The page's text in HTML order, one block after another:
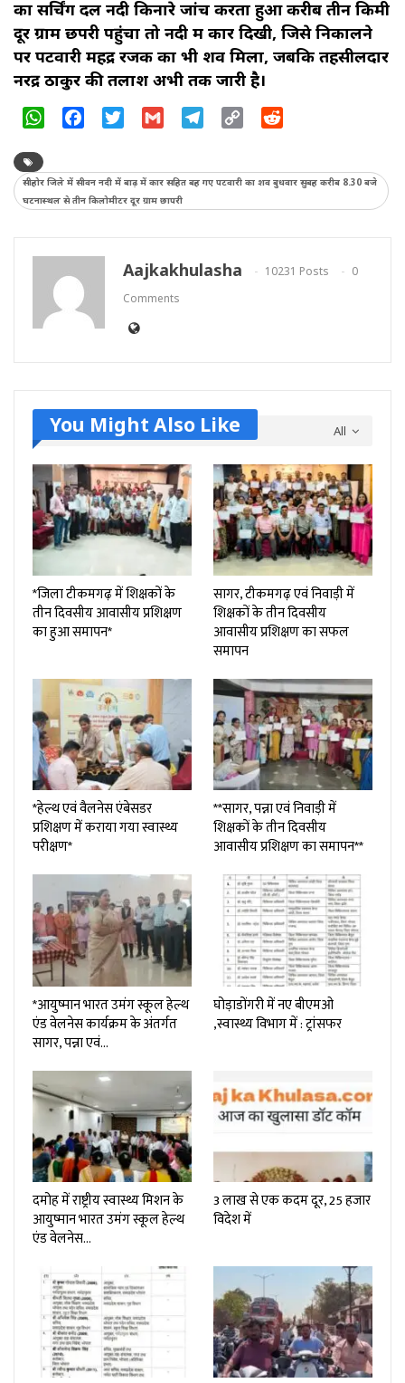
का सर्चिंग दल नदी किनारे जांच करता हुआ करीब तीन किमी
दूर ग्राम छपरी पहुंचा तो नदी में कार दिखी, जिसे निकालने
पर पटवारी महेंद्र रजक का भी शव मिला, जबकि तहसीलदार
नरेंद्र ठाकुर की तलाश अभी तक जारी है।
WhatsAppFacebookTwitter Gmail Telegram
Copy
सीहोर जिले में सीवन नदी में बाढ़ में कार सहित बह गए पटवारी का शव बुधवार सुबह करीब 8.30 बजे
घटनास्थल से तीन किलोमीटर दूर ग्राम छापरी
Aajkakhulasha 10231 Posts
0
Comments
All
You Might Also Like
*जिला टीकमगढ़ में शिक्षकों के
तीन दिवसीय आवासीय प्रशिक्षण
का हुआ समापन*
सागर, टीकमगढ़ एवं निवाड़ी में
शिक्षकों के तीन दिवसीय
आवासीय प्रशिक्षण का सफल
समापन
*हेल्थ एवं वैलनेस एंबेसडर
प्रशिक्षण में कराया गया स्वास्थ्य
परीक्षण*
**सागर, पन्ना एवं निवाड़ी में
शिक्षकों के तीन दिवसीय
आवासीय प्रशिक्षण का समापन**
*आयुष्मान भारत उमंग स्कूल हेल्थ
एंड वेलनेस कार्यक्रम के अंतर्गत
सागर, पन्ना एवं…
घोड़ाडोंगरी में नए बीएमओ
,स्वास्थ्य विभाग में : ट्रांसफर
दमोह में राष्ट्रीय स्वास्थ्य मिशन के
आयुष्मान भारत उमंग स्कूल हेल्थ
एंड वेलनेस…
3 लाख से एक कदम दूर, 25 हजार
विदेश में